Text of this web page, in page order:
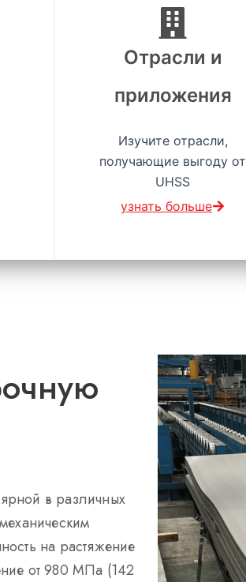
Отрасли и
приложения
Изучите отрасли,
получающие выгоду от
UHSS
узнать больше
в различных
на растяжение
от 980 МПа (142